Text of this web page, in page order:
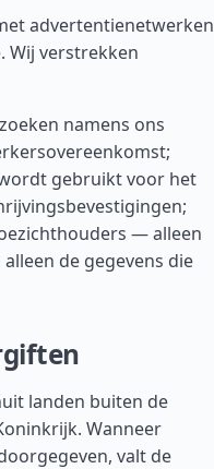
advertentienetwerken
Wij verstrekken
namens ons
gebruikt voor het
— alleen
de gegevens die
landen buiten de
Wanneer
valt de